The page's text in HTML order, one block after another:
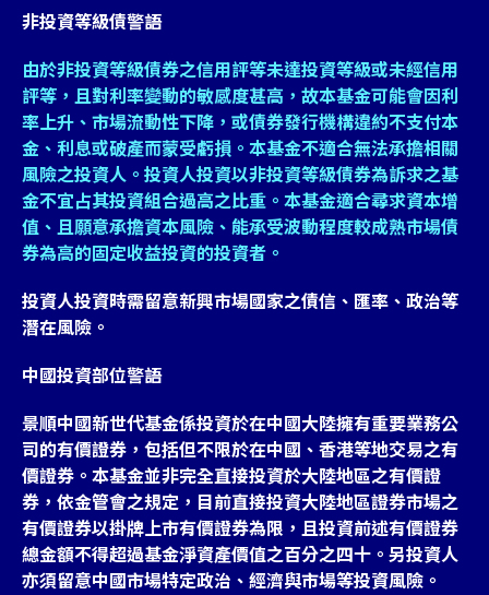
非投資等級債警語
由於非投資等級債券之信用評等未達投資等級或未經信用
評等，且對利率變動的敏感度甚高，故本基金可能會因利
率上升、市場流動性下降，或債券發行機構違約不支付本
金、利息或破產而蒙受虧損。本基金不適合無法承擔相關
風險之投資人。投資人投資以非投資等級債券為訴求之基
金不宜占其投資組合過高之比重。本基金適合尋求資本增
值、且願意承擔資本風險、能承受波動程度較成熟市場債
券為高的固定收益投資的投資者。
投資人投資時需留意新興市場國家之債信、匯率、政治等
潛在風險。
中國投資部位警語
景順中國新世代基金係投資於在中國大陸擁有重要業務公
司的有價證券，包括但不限於在中國、香港等地交易之有
價證券。本基金並非完全直接投資於大陸地區之有價證
券，依金管會之規定，目前直接投資大陸地區證券市場之
有價證券以掛牌上市有價證券為限，且投資前述有價證券
總金額不得超過基金淨資產價值之百分之四十。另投資人
亦須留意中國市場特定政治、經濟與市場等投資風險。